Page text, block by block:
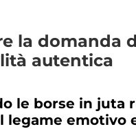
la domanda
autentica
le borse in juta
legame